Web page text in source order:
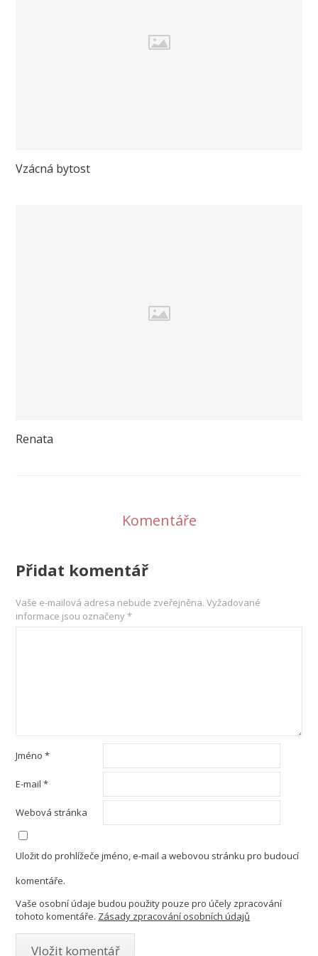
Vzácná bytost
Renata
Komentáře
Přidat komentář
Vaše e-mailová adresa nebude zveřejněna. Vyžadované
informace jsou označeny*
Jméno*
E-mail*
Webová stránka
Uložit do prohlížeče jméno, e-mail a webovou stránku pro budoucí
komentáře.
Vaše osobní údaje budou použity pouze pro účely zpracování
tohoto komentáře. Zásady zpracování osobních údajů